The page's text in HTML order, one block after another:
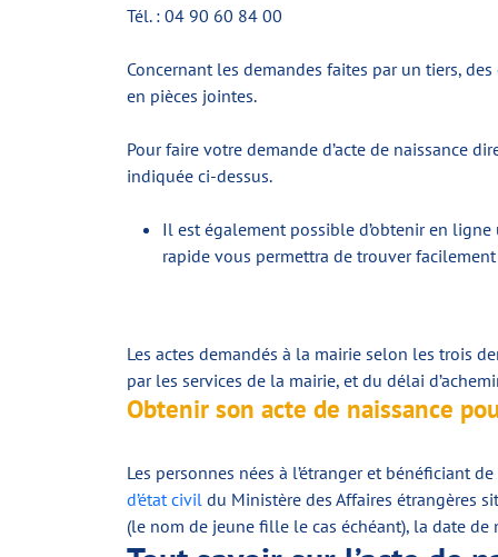
Tél. : 04 90 60 84 00
Concernant les demandes faites par un tiers,
en pièces jointes.
Pour faire votre demande d’acte de naissance
indiquée ci-dessus.
Il est également possible d’obtenir en
rapide vous permettra de trouver
Les actes demandés à la mairie selon les trois
par les services de la mairie, et du délai
Obtenir son acte de naissance
Les personnes nées à l’étranger et bénéficiant
d’état civil du Ministère des Affaires étrangères
(le nom de jeune fille le cas échéant), la date